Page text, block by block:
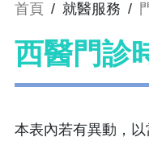
首頁 / 就醫服務 /
西醫門診
本表內若有異動，